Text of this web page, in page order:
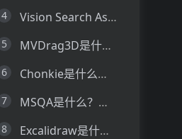
4 Vision Search Assistant是什么？一文让你看懂Vision Search Assistant的技术原理、主要功能、应用场景
5 MVDrag3D是什么？一文让你看懂MVDrag3D的技术原理、主要功能、应用场景
6 Chonkie是什么？一文让你看懂Chonkie的技术原理、主要功能、应用场景
7 MSQA是什么？一文让你看懂MSQA的技术原理、主要功能、应用场景
8 Excalidraw是什么？一文让你看懂Excalidraw的技术原理、主要功能、应用场景